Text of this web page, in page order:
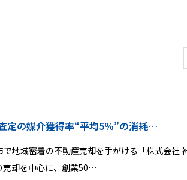
定の媒介獲得率“平均5%”の消耗…
地域密着の不動産売却を手がける「株式会社
売却を中心に、創業50…